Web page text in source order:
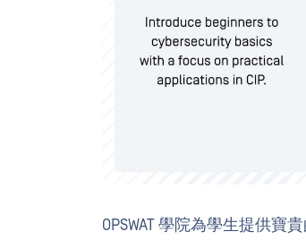
OPSWAT 學院為學生提供